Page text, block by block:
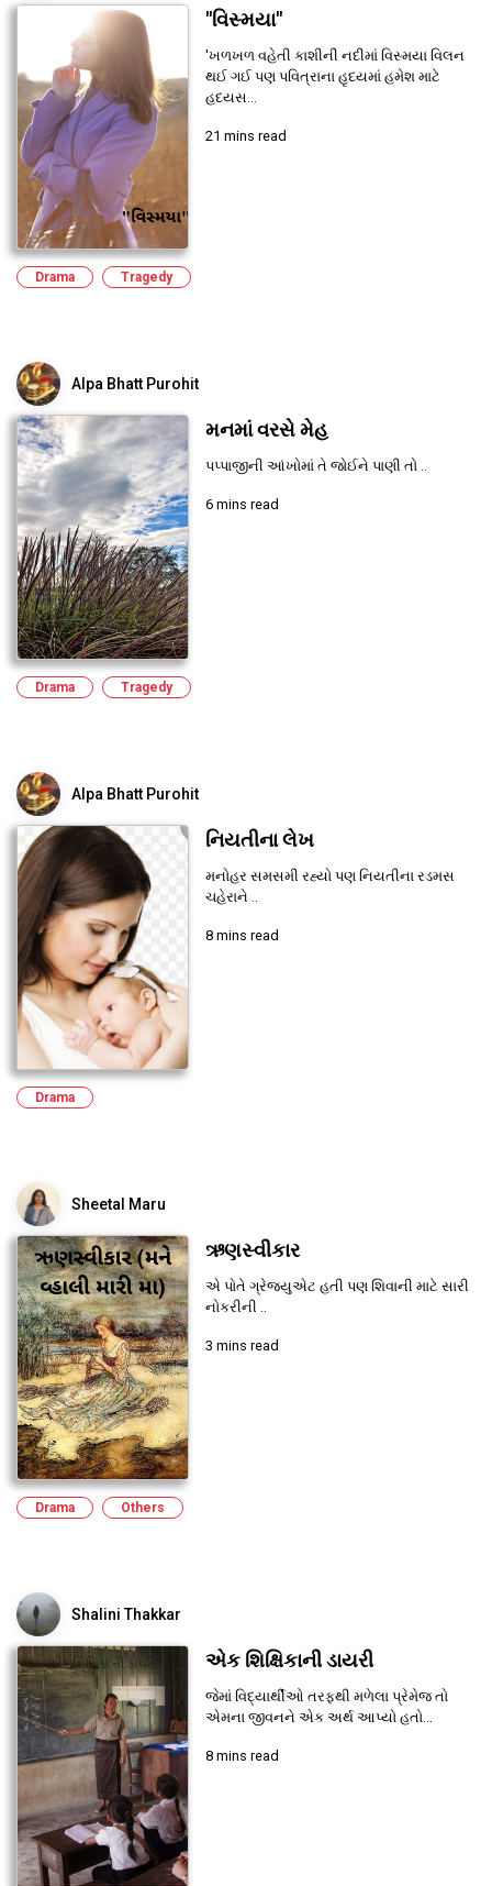
"વિસ્મયા"
'ખળખળ વહેતી કાશીની નદીમાં વિસ્મયા વિલન
થઈ ગઈ પણ પવિત્રાના હૃદયમાં હમેશ માટે
હદયસ...
21 mins read
Drama Tragedy
Alpa Bhatt Purohit
મનમાં વરસે મેહ
પપ્પાજીની આંખોમાં તે જોઈને પાણી તો ..
6 mins read
Drama Tragedy
Alpa Bhatt Purohit
નિયતીના લેખ
મનોહર સમસમી રહ્યો પણ નિયતીના રડમસ
ચહેરાને ..
8 mins read
Drama
Sheetal Maru
ઋણસ્વીકાર
એ પોતે ગ્રેજ્યુએટ હતી પણ શિવાની માટે સારી
નોકરીની ..
3 mins read
Drama Others
Shalini Thakkar
એક શિક્ષિકાની ડાયરી
જેમાં વિદ્યાર્થીઓ તરફથી મળેલા પ્રેમેજ તો
એમના જીવનને એક અર્થ આપ્યો હતો...
8 mins read